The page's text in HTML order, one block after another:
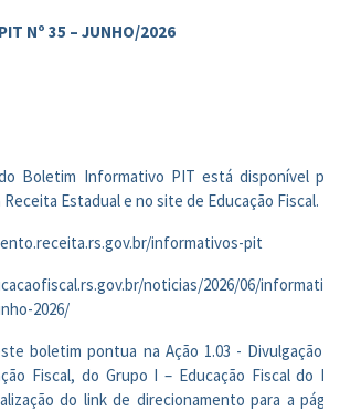
Nº 35 – JUNHO/2026
Boletim Informativo PIT está disponível
Estadual e no site de Educação Fiscal.
informativos-pit
noticias/2026/06/
2026/
boletim pontua na Ação 1.03 - Divulgação
Fiscal, do Grupo I – Educação Fiscal do
do link de direcionamento para a